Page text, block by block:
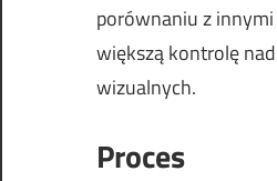
porównaniu z
większą kontrolę
wizualnych.
Proces